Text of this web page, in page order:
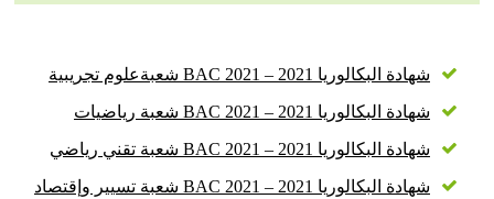
شهادة البكالوريا 2021 – BAC 2021 شعبةعلوم تجريبية
شهادة البكالوريا 2021 – BAC 2021 شعبة رياضيات
شهادة البكالوريا 2021 – BAC 2021 شعبة تقني رياضي
شهادة البكالوريا 2021 – BAC 2021 شعبة تسيير وإقتصاد